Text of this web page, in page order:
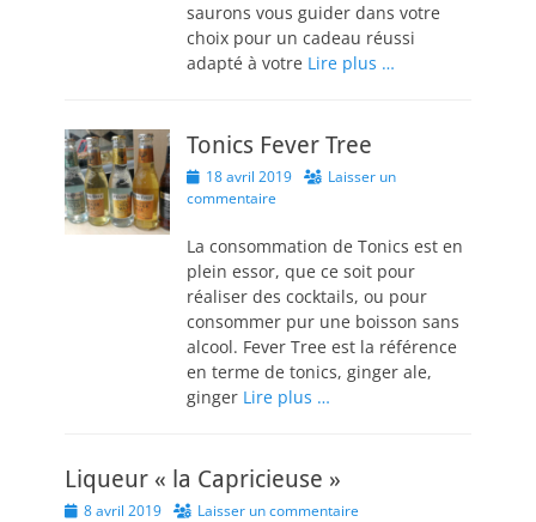
saurons vous guider dans votre
choix pour un cadeau réussi
adapté à votre Lire plus …
Tonics Fever Tree
Posted
on
18 avril 2019
Laisser un
commentaire
La consommation de Tonics est en
plein essor, que ce soit pour
réaliser des cocktails, ou pour
consommer pur une boisson sans
alcool. Fever Tree est la référence
en terme de tonics, ginger ale,
ginger Lire plus …
Liqueur « la Capricieuse »
Posted
8 avril 2019 Laisser un commentaire